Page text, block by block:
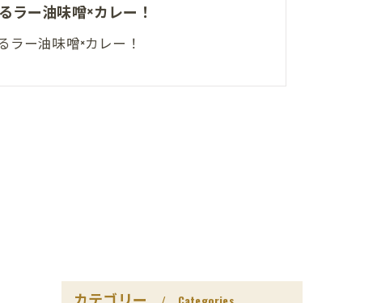
ラー油味噌×カレー！
ラー油味噌×カレー！